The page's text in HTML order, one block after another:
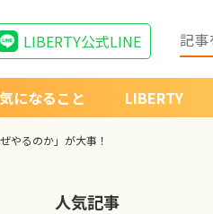
LIBERTY公式LINE
になること LIBERTY
やるのか」が大事！
人気記事